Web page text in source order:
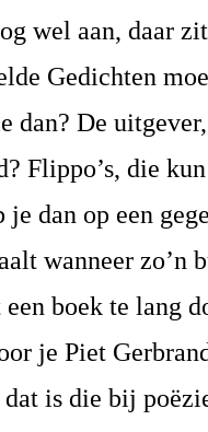
wel aan, daar
Gedichten
dan? De
Flippo’s, die
je dan op een
wanneer zo’n
een boek te lang
je Piet
dat is die bij